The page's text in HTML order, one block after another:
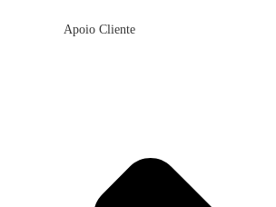
Apoio Cliente